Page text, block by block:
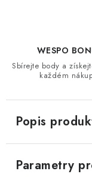
WESPO
Sbírejte body a
každém
Popis
Parametry